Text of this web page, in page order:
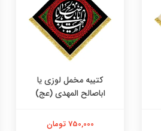
کتیبه مخمل لوزی یا
اباصالح المهدی (عج)
750,000 تومان